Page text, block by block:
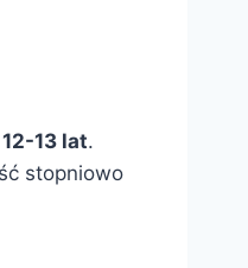
12-13 lat.
stopniowo